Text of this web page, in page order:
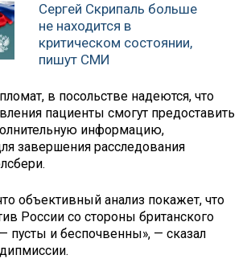
Сергей Скрипаль больше
не находится в
критическом состоянии,
пишут СМИ
в посольстве надеются, что
пациенты смогут предоставить
информацию,
завершения расследования
объективный анализ покажет, что
России со стороны британского
пусты и беспочвенны», — сказал